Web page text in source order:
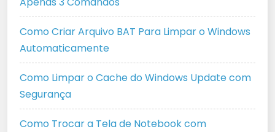
Como Criar Arquivo BAT Para Limpar o Windows
Automaticamente
Como Limpar o Cache do Windows Update com
Segurança
Como Trocar a Tela de Notebook com